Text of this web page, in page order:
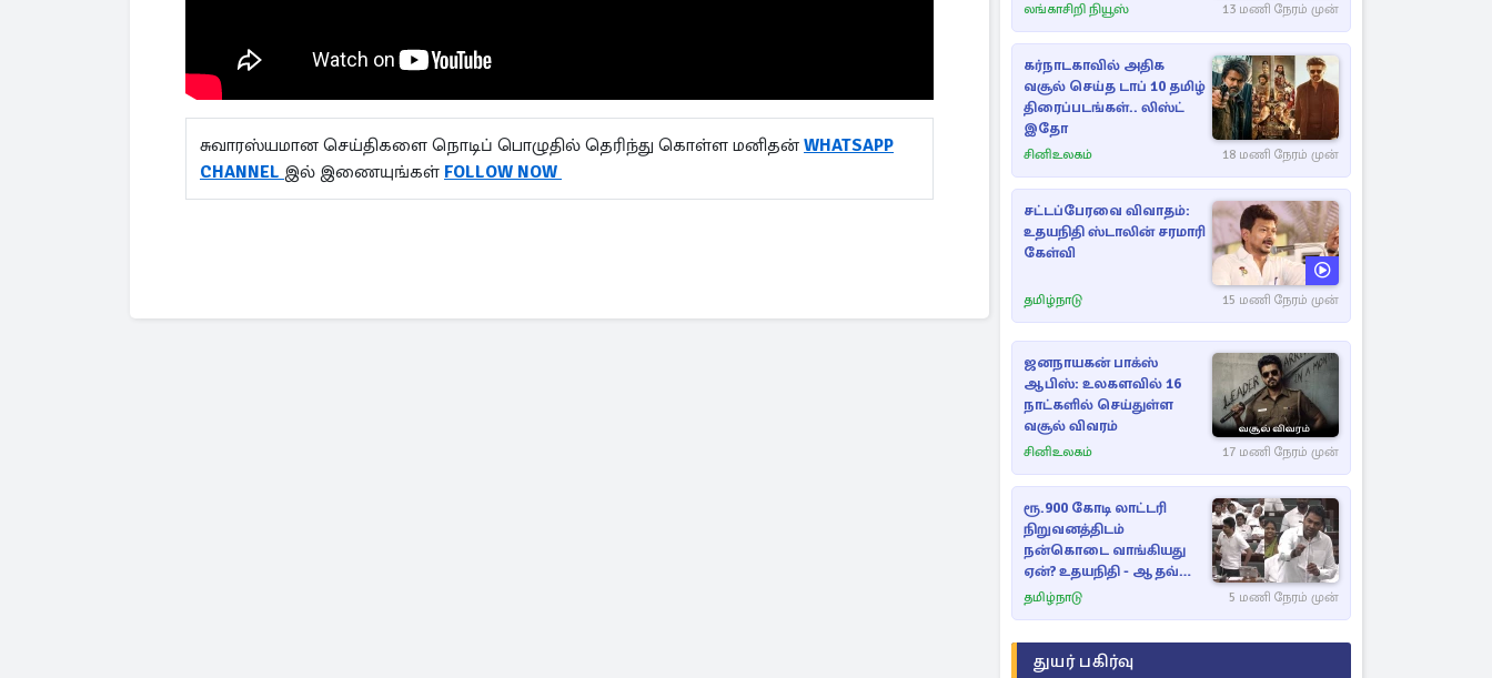
சுவாரஸ்யமான செய்திகளை நொடிப் பொழுதில் தெரிந்து கொள்ள மனிதன் WHATSAPP
CHANNEL இல் இணையுங்கள் FOLLOW NOW
லங்காசிறி நியூஸ் 13 மணி நேரம் முன்
கர்நாடகாவில் அதிக
வசூல் செய்த டாப் 10 தமிழ்
திரைப்படங்கள்.. லிஸ்ட்
இதோ
சினிஉலகம் 18 மணி நேரம் முன்
சட்டப்பேரவை விவாதம்:
உதயநிதி ஸ்டாலின் சரமாரி
கேள்வி
தமிழ்நாடு 15 மணி நேரம் முன்
ஜனநாயகன் பாக்ஸ்
ஆபிஸ்: உலகளவில் 16
நாட்களில் செய்துள்ள
வசூல் விவரம்
சினிஉலகம் 17 மணி நேரம் முன்
ரூ.900 கோடி லாட்டரி
நிறுவனத்திடம்
நன்கொடை வாங்கியது
ஏன்? உதயநிதி - ஆதவ்
விவாதம்
தமிழ்நாடு 5 மணி நேரம் முன்
துயர் பகிர்வு